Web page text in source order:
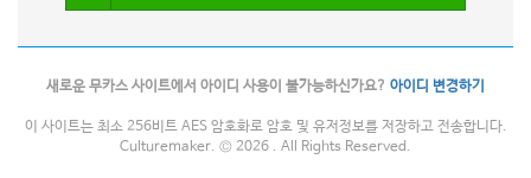
새로운 무카스 사이트에서 아이디 사용이 불가능하신가요? 아이디 변경하기
이 사이트는 최소 256비트 AES 암호화로 암호 및 유저정보를 저장하고 전송합니다.
Culturemaker. © 2026 . All Rights Reserved.